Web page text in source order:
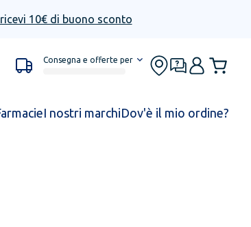
10€ di buono sconto
Consegna e offerte per
I nostri marchiDov'è il mio ordine?